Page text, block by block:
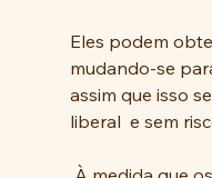
Eles podem
mudando-se
assim que isso
liberal  e sem